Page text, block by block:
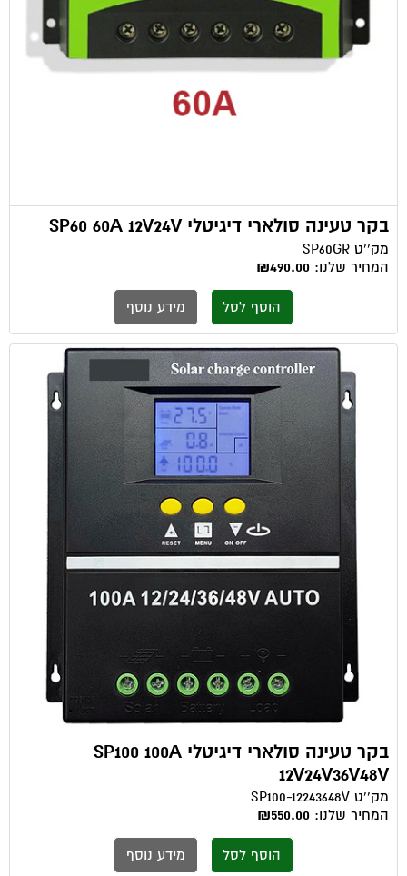
בקר טעינה סולארי דיגיטלי SP60 60A 12V24V
מק''ט SP60GR
המחיר שלנו: ₪490.00
הוסף לסל מידע נוסף
בקר טעינה סולארי דיגיטלי SP100 100A
12V24V36V48V
מק''ט SP100-12243648V
המחיר שלנו: ₪550.00
הוסף לסל מידע נוסף